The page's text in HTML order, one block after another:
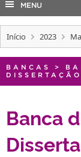
COBALTO
CONCURSOS
EDITAIS
INTERNACIONAL
PORTARIAS
TELEFONES
MENU
Início 2023
BANCAS >
DISSERTAÇÃO
Banca